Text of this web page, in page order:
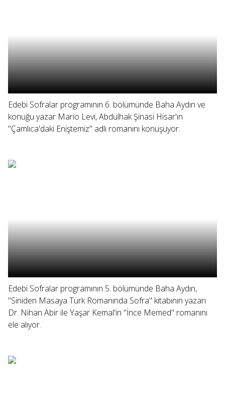
Edebi Sofralar programının 6. bölümünde Baha Aydın ve
konuğu yazar Mario Levi, Abdülhak Şinasi Hisar'ın
"Çamlıca'daki Eniştemiz" adlı romanını konuşuyor.
Edebi Sofralar programının 5. bölümünde Baha Aydın,
"Siniden Masaya Türk Romanında Sofra" kitabının yazarı
Dr. Nihan Abir ile Yaşar Kemal'in "İnce Memed" romanını
ele alıyor.